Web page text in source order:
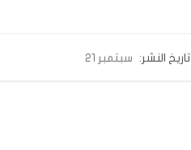
تاريخ النشر: سبتمبر 21